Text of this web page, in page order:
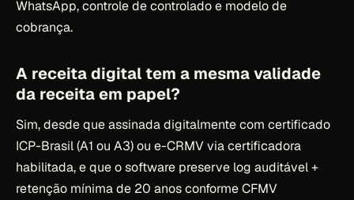
WhatsApp, controle de controlado e modelo de
cobrança.
A receita digital tem a mesma validade
da receita em papel?
Sim, desde que assinada digitalmente com certificado
ICP-Brasil (A1 ou A3) ou e-CRMV via certificadora
habilitada, e que o software preserve log auditável +
retenção mínima de 20 anos conforme CFMV